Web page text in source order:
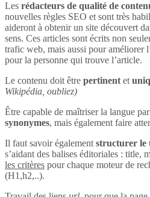
Les rédacteurs de qualité de
nouvelles règles SEO et sont très
aideront à obtenir un site découvert
sens. Ces articles sont écrits non
trafic web, mais aussi pour améliorer
pour la personne qui trouve l’article.
Le contenu doit être pertinent et
Wikipédia, oubliez)
Être capable de maîtriser la langue
synonymes, mais également faire
Il faut savoir également structurer le
s’aidant des balises éditoriales : title,
les critères pour chaque moteur de
(H1,h2,..).